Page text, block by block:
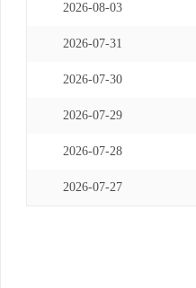
2026-08-03
2026-07-31
2026-07-30
2026-07-29
2026-07-28
2026-07-27